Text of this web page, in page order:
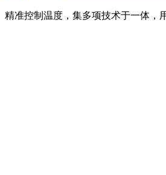
精准控制温度，集多项技术于一体，